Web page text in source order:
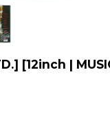
| MUSIC